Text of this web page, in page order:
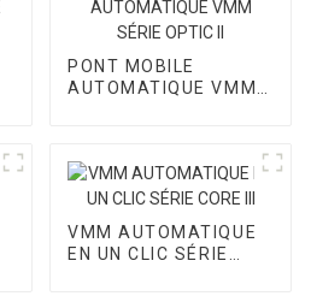
PONT MOBILE
AUTOMATIQUE VMM
VMM AUTOMATIQUE
EN UN CLIC SÉRIE